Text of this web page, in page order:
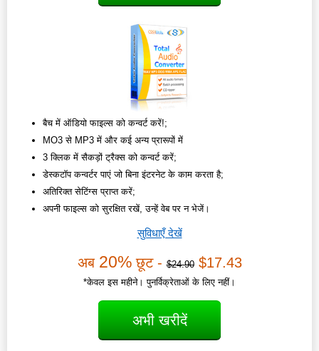
बैच में ऑडियो फाइल्स को कन्वर्ट करें!;
MO3 से MP3 में और कई अन्य प्रारूपों में
3 क्लिक में सैकड़ों ट्रैक्स को कन्वर्ट करें;
डेस्कटॉप कन्वर्टर पाएं जो बिना इंटरनेट के काम करता है;
अतिरिक्त सेटिंग्स प्राप्त करें;
अपनी फाइल्स को सुरक्षित रखें, उन्हें वेब पर न भेजें।
सुविधाएँ देखें
अब 20%छूट -$24.90$17.43
*केवल इस महीने। पुनर्विक्रेताओं के लिए नहीं।
अभी खरीदें